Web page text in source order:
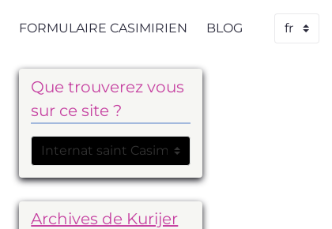
FORMULAIRE CASIMIRIEN BLOG
Que trouverez vous
sur ce site ?
Archives de Kurijer